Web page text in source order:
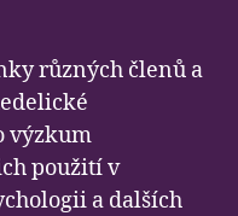
různých členů a
výzkum
použití v
a dalších